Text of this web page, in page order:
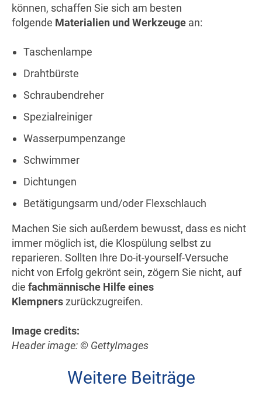
können, schaffen Sie sich am besten
folgende Materialien und Werkzeuge an:
Taschenlampe
Drahtbürste
Schraubendreher
Spezialreiniger
Wasserpumpenzange
Schwimmer
Dichtungen
Betätigungsarm und/oder Flexschlauch
Machen Sie sich außerdem bewusst, dass es nicht
immer möglich ist, die Klospülung selbst zu
reparieren. Sollten Ihre Do-it-yourself-Versuche
nicht von Erfolg gekrönt sein, zögern Sie nicht, auf
die fachmännische Hilfe eines
Klempnerszurückzugreifen.
Image credits:
Header image: © GettyImages
Weitere Beiträge